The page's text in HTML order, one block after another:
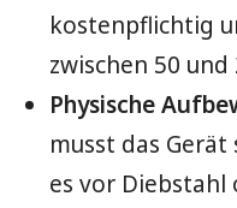
kostenpflichtig
zwischen 50 und
Physische
musst das
es vor Diebstahl